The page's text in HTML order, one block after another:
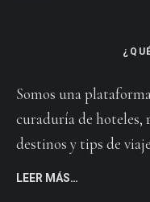
Somos una
curaduría de hoteles,
destinos y tips de
LEER MÁS…